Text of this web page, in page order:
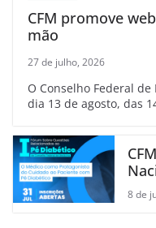
CFM promove
mão
27 de julho, 2026
O Conselho Federal
dia 13 de agosto, das
8 de